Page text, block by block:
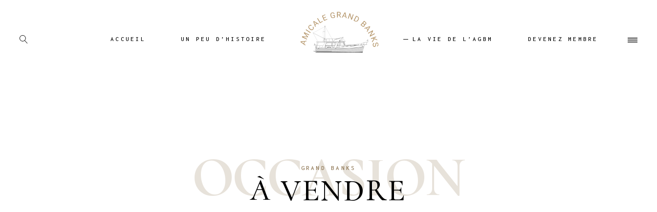
ACCUEIL UN PEU D’HISTOIRE LA VIE DE L’AGBM
Blog, Articles,
Equipements & Astuces
DEVENEZ MEMBRE
Archives Modèles Grand
Le bureau AGBM
La e-boutique AGBM
Recettes
Annuaire des Membres
OCCASION
GRAND BANKS
À VENDRE